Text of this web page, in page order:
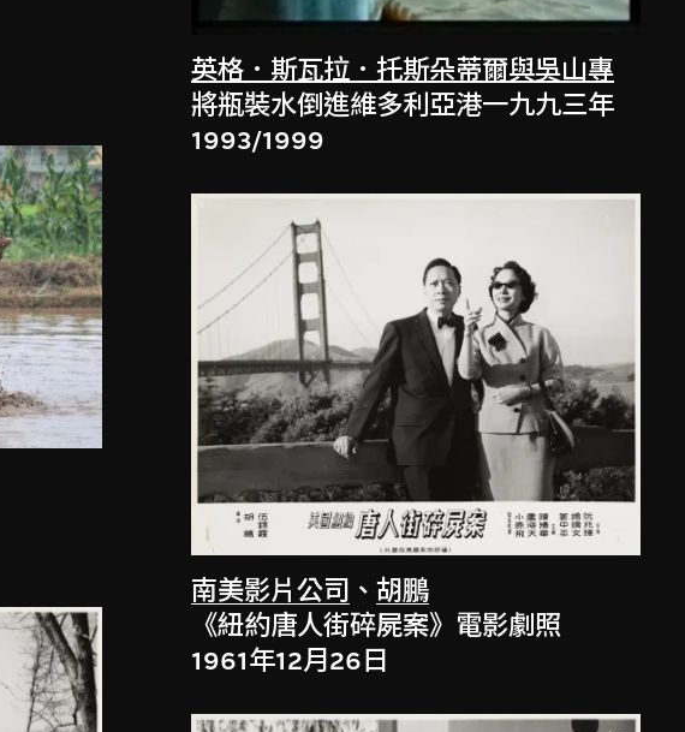
英格．斯瓦拉．托斯朵蒂爾與吳山專
將瓶裝水倒進維多利亞港一九九三年
1993/1999
南美影片公司 、胡鵬
《紐約唐人街碎屍案》電影劇照
1961年12月26日